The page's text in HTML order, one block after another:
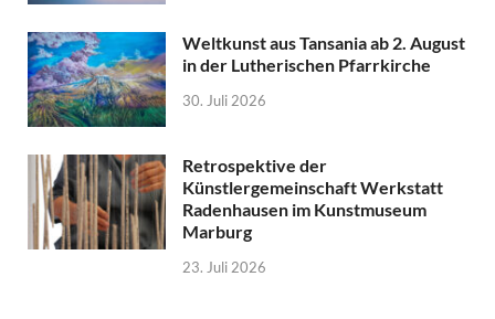
Weltkunst aus Tansania ab 2. August
in der Lutherischen Pfarrkirche
30. Juli 2026
Retrospektive der
Künstlergemeinschaft Werkstatt
Radenhausen im Kunstmuseum
Marburg
23. Juli 2026